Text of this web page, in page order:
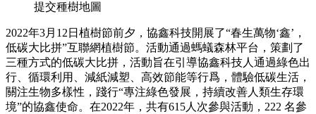
提交種樹地圖
2022年3月12日植樹節前夕，協鑫科技開展了“春生萬物‘鑫’，
低碳大比拼”互聯網植樹節。活動通過螞蟻森林平台，策劃了
三種方式的低碳大比拼，活動旨在引導協鑫科技人通過綠色出
行、循環利用、減紙減塑、高效節能等行爲，體驗低碳生活，
關注生物多樣性，踐行“專注綠色發展，持續改善人類生存環
境”的協鑫使命。在2022年，共有615人次參與活動，222 名參